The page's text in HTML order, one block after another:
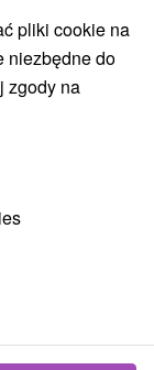
pliki cookie na
niezbędne do
zgody na